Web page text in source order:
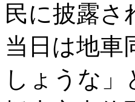
民に披露さ
当日は地車
しょうな